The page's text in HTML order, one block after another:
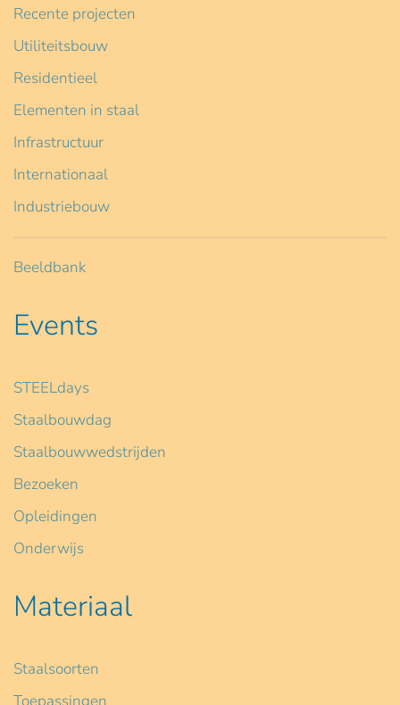
Recente projecten
Utiliteitsbouw
Residentieel
Elementen in staal
Infrastructuur
Internationaal
Industriebouw
Beeldbank
Events
STEELdays
Staalbouwdag
Staalbouwwedstrijden
Bezoeken
Opleidingen
Onderwijs
Materiaal
Staalsoorten